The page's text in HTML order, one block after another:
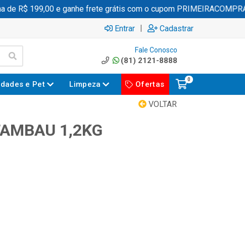
R$ 199,00 e ganhe frete grátis com o cupom PRIMEIRACOMPRA
Entrar | Cadastrar
Fale Conosco
(81) 2121-8888
e Pet Limpeza Ofertas
0
VOLTAR
1,2KG